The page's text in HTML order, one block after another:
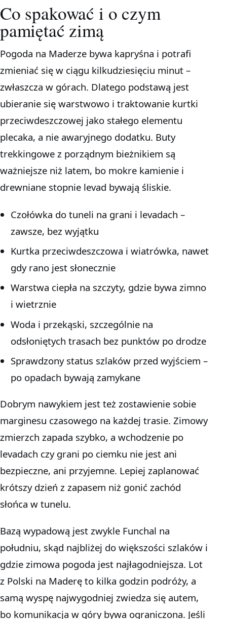
Co spakować i o czym
pamiętać zimą
Pogoda na Maderze bywa kapryśna i potrafi
zmieniać się w ciągu kilkudziesięciu minut –
zwłaszcza w górach. Dlatego podstawą jest
ubieranie się warstwowo i traktowanie kurtki
przeciwdeszczowej jako stałego elementu
plecaka, a nie awaryjnego dodatku. Buty
trekkingowe z porządnym bieżnikiem są
ważniejsze niż latem, bo mokre kamienie i
drewniane stopnie levad bywają śliskie.
Czołówka do tuneli na grani i levadach –
zawsze, bez wyjątku
Kurtka przeciwdeszczowa i wiatrówka, nawet
gdy rano jest słonecznie
Warstwa ciepła na szczyty, gdzie bywa zimno
i wietrznie
Woda i przekąski, szczególnie na
odsłoniętych trasach bez punktów po drodze
Sprawdzony status szlaków przed wyjściem –
po opadach bywają zamykane
Dobrym nawykiem jest też zostawienie sobie
marginesu czasowego na każdej trasie. Zimowy
zmierzch zapada szybko, a wchodzenie po
levadach czy grani po ciemku nie jest ani
bezpieczne, ani przyjemne. Lepiej zaplanować
krótszy dzień z zapasem niż gonić zachód
słońca w tunelu.
Bazą wypadową jest zwykle Funchal na
południu, skąd najbliżej do większości szlaków i
gdzie zimowa pogoda jest najłagodniejsza. Lot
z Polski na Maderę to kilka godzin podróży, a
samą wyspę najwygodniej zwiedza się autem,
bo komunikacja w góry bywa ograniczona. Jeśli